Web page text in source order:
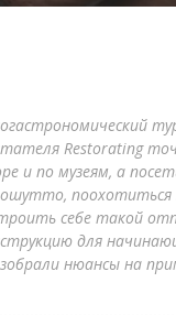
Restorating
и по музеям, а
поохотиться
себе такой
для
нюансы на